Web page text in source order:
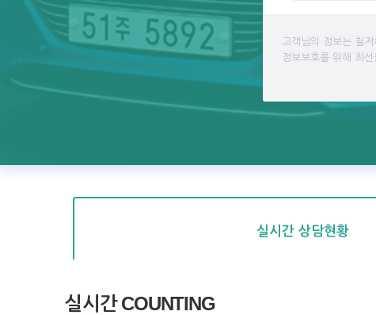
고객님의 정보는 철
정보보호를 위해 최
실시간 상담현황
실시간 COUNTING